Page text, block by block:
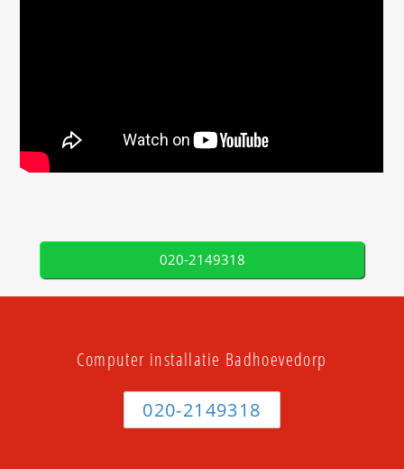
020-2149318
Computer installatie Badhoevedorp
020-2149318